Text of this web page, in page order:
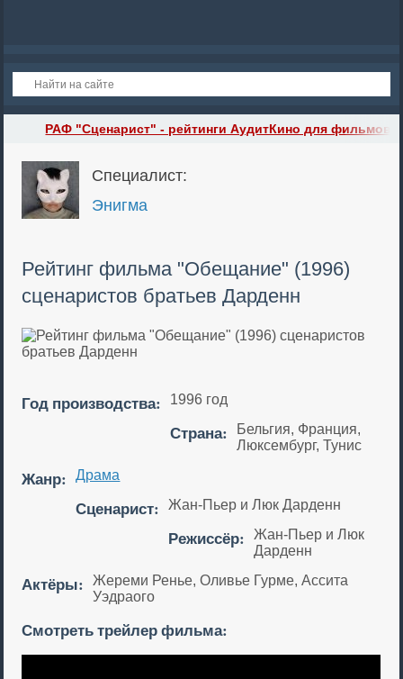
РАФ "Сценарист" - рейтинги АудитКино для фильмов
Специалист:
Энигма
Рейтинг фильма "Обещание" (1996)
сценаристов братьев Дарденн
Год производства: 1996 год
Страна:
Бельгия, Франция,
Люксембург, Тунис
Жанр: Драма
Сценарист: Жан-Пьер и Люк Дарденн
Режиссёр:
Жан-Пьер и Люк
Дарденн
Актёры:
Жереми Ренье, Оливье Гурме, Ассита
Уэдраого
Смотреть трейлер фильма: